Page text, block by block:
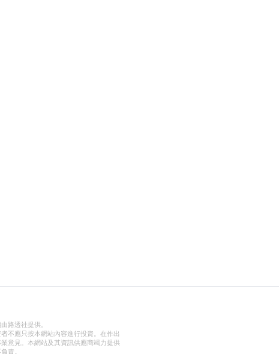
路透社提供。
不應只按本網站內容進行投資。在作出
意見。本網站及其資訊供應商竭力提供
責。